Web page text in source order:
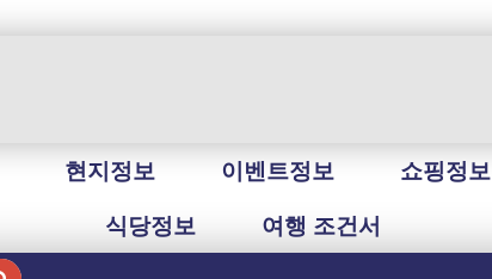
현지정보 이벤트정보 쇼핑정보
식당정보
여행 조건서